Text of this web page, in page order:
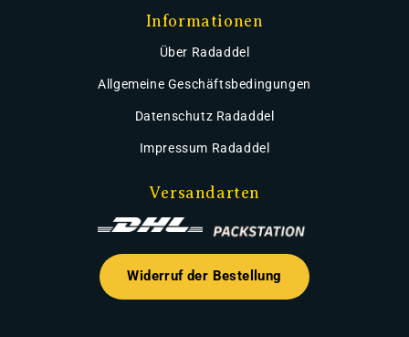
Informationen
Über Radaddel
Allgemeine Geschäftsbedingungen
Datenschutz Radaddel
Impressum Radaddel
Versandarten
Widerruf der Bestellung